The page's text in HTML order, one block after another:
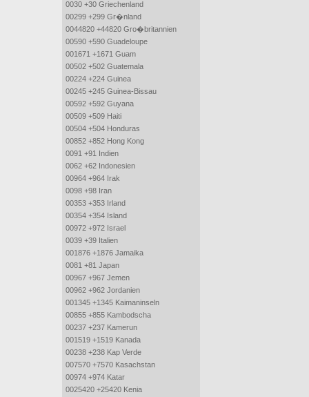
0030 +30 Griechenland
00299 +299 Gr�nland
0044820 +44820 Gro�britannien
00590 +590 Guadeloupe
001671 +1671 Guam
00502 +502 Guatemala
00224 +224 Guinea
00245 +245 Guinea-Bissau
00592 +592 Guyana
00509 +509 Haiti
00504 +504 Honduras
00852 +852 Hong Kong
0091 +91 Indien
0062 +62 Indonesien
00964 +964 Irak
0098 +98 Iran
00353 +353 Irland
00354 +354 Island
00972 +972 Israel
0039 +39 Italien
001876 +1876 Jamaika
0081 +81 Japan
00967 +967 Jemen
00962 +962 Jordanien
001345 +1345 Kaimaninseln
00855 +855 Kambodscha
00237 +237 Kamerun
001519 +1519 Kanada
00238 +238 Kap Verde
007570 +7570 Kasachstan
00974 +974 Katar
0025420 +25420 Kenia